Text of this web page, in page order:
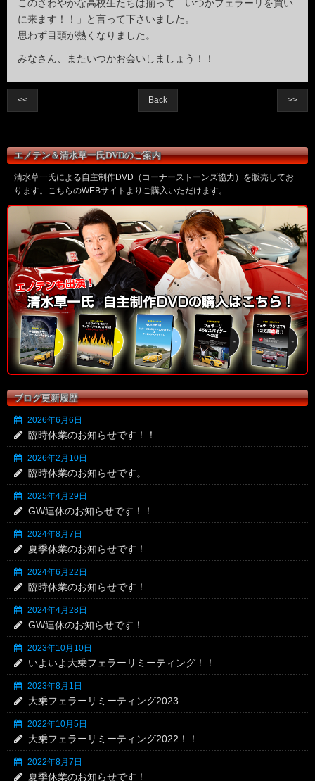
このさわやかな高校生たちは揃って「いつかフェラーリを買い
に来ます！！」と言って下さいました。
思わず目頭が熱くなりました。
みなさん、またいつかお会いしましょう！！
<< Back >>
エノテン＆清水草一氏DVDのご案内
清水草一氏による自主制作DVD（コーナーストーンズ協力）を販売してお
ります。こちらのWEBサイトよりご購入いただけます。
ブログ更新履歴
2026年6月6日
臨時休業のお知らせです！！
2026年2月10日
臨時休業のお知らせです。
2025年4月29日
GW連休のお知らせです！！
2024年8月7日
夏季休業のお知らせです！
2024年6月22日
臨時休業のお知らせです！
2024年4月28日
GW連休のお知らせです！
2023年10月10日
いよいよ大乗フェラーリミーティング！！
2023年8月1日
大乗フェラーリミーティング2023
2022年10月5日
大乗フェラーリミーティング2022！！
2022年8月7日
夏季休業のお知らせです！